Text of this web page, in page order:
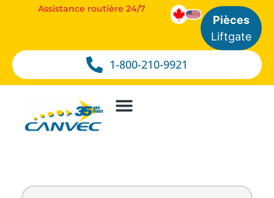
1-800-210-9921
Assistance routière 24/7
Pièces
Liftgate